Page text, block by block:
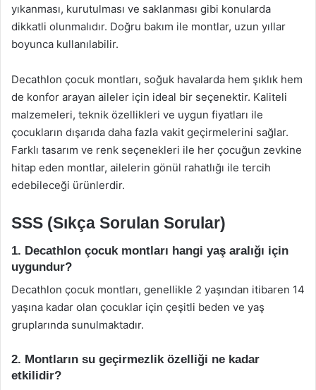
yıkanması, kurutulması ve saklanması gibi konularda
dikkatli olunmalıdır. Doğru bakım ile montlar, uzun yıllar
boyunca kullanılabilir.
Decathlon çocuk montları, soğuk havalarda hem şıklık hem
de konfor arayan aileler için ideal bir seçenektir. Kaliteli
malzemeleri, teknik özellikleri ve uygun fiyatları ile
çocukların dışarıda daha fazla vakit geçirmelerini sağlar.
Farklı tasarım ve renk seçenekleri ile her çocuğun zevkine
hitap eden montlar, ailelerin gönül rahatlığı ile tercih
edebileceği ürünlerdir.
SSS (Sıkça Sorulan Sorular)
1. Decathlon çocuk montları hangi yaş aralığı için
uygundur?
Decathlon çocuk montları, genellikle 2 yaşından itibaren 14
yaşına kadar olan çocuklar için çeşitli beden ve yaş
gruplarında sunulmaktadır.
2. Montların su geçirmezlik özelliği ne kadar
etkilidir?